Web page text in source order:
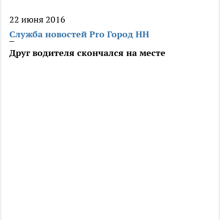
22 июня 2016
Служба новостей Pro Город НН
Друг водителя скончался на месте